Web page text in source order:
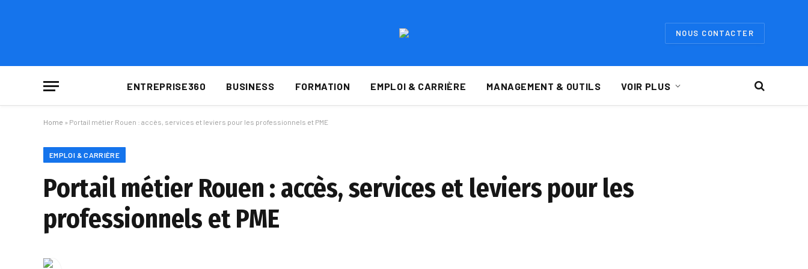
NOUS CONTACTER
ENTREPRISE360 BUSINESS FORMATION EMPLOI & CARRIÈRE MANAGEMENT & OUTILS VOIR PLUS
Home » Portail métier Rouen : accès, services et leviers pour les professionnels et PME
EMPLOI & CARRIÈRE
Portail métier Rouen : accès, services et leviers pour les
professionnels et PME